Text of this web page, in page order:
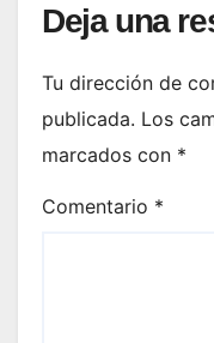
Deja una
Tu dirección de
publicada. Los
marcados con *
Comentario *